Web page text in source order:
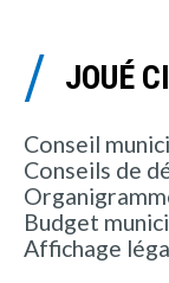
JOUÉ
Conseil
Conseils de
Budget
Affichage